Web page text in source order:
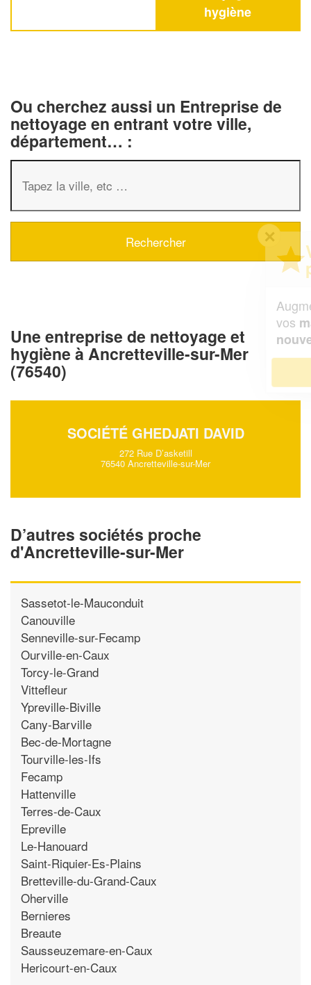
hygiène
Ou cherchez aussi un Entreprise de
nettoyage en entrant votre ville,
département… :
Une entreprise de nettoyage et
hygiène à Ancretteville-sur-Mer
(76540)
SOCIÉTÉ GHEDJATI DAVID
272 Rue D’asketill
76540 Ancretteville-sur-Mer
D’autres sociétés proche
d'Ancretteville-sur-Mer
Sassetot-le-Mauconduit
Canouville
Senneville-sur-Fecamp
Ourville-en-Caux
Torcy-le-Grand
Vittefleur
Ypreville-Biville
Cany-Barville
Bec-de-Mortagne
Tourville-les-Ifs
Fecamp
Hattenville
Terres-de-Caux
Epreville
Le-Hanouard
Saint-Riquier-Es-Plains
Bretteville-du-Grand-Caux
Oherville
Bernieres
Breaute
Sausseuzemare-en-Caux
Hericourt-en-Caux
Vous êtes un
professionnel ?
chiffre d'affaireset
nouveaux clients!